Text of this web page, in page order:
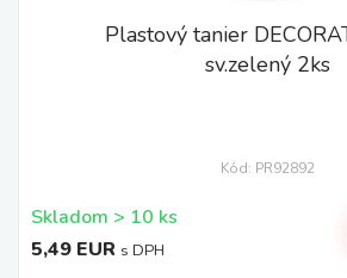
Plastový tanier
sv.zelený 2ks
Kód: PR92892
Skladom > 10 ks
5,49 EUR s DPH